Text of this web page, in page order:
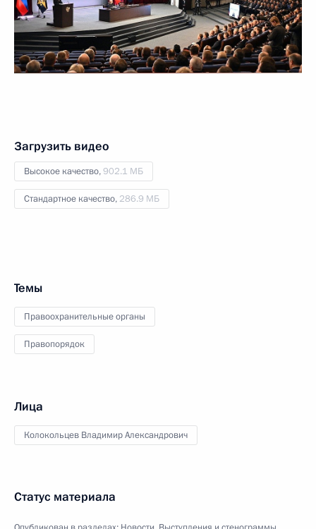
Загрузить видео
Высокое качество,902.1 МБ
Стандартное качество, 286.9 МБ
Темы
Правоохранительные органы
Правопорядок
Лица
Колокольцев Владимир Александрович
Статус материала